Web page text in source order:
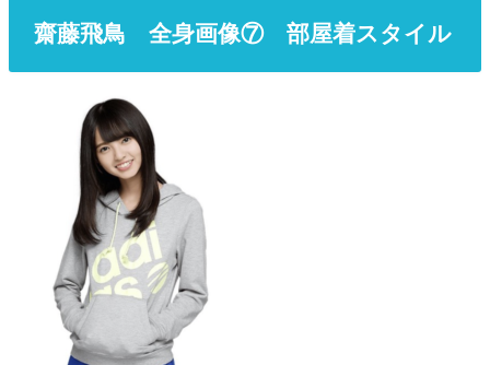
齋藤飛鳥 全身画像⑦ 部屋着スタイル